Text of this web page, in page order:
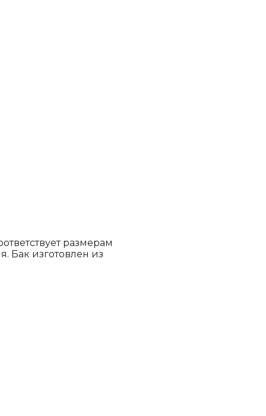
размерам
Бак изготовлен из